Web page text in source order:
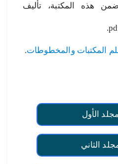
هذه المكتبة، تأليف
المكتبات والمخطوطات.
الأول
الثاني